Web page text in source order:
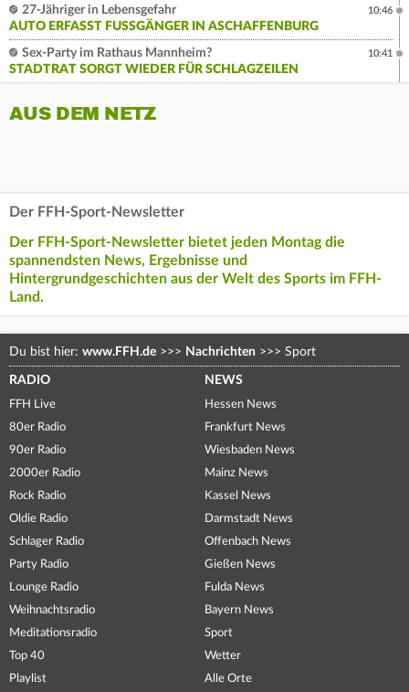
27-Jähriger in Lebensgefahr
AUTO ERFASST FUSSGÄNGER IN ASCHAFFENBURG
10:46
Sex-Party im Rathaus Mannheim?
STADTRAT SORGT WIEDER FÜR SCHLAGZEILEN
10:41
AUS DEM NETZ
Der FFH-Sport-Newsletter
Der FFH-Sport-Newsletter bietet jeden Montag die
spannendsten News, Ergebnisse und
Hintergrundgeschichten aus der Welt des Sports im FFH-
Land.
Du bist hier: www.FFH.de >>> Nachrichten >>> Sport
RADIO
FFH Live
80er Radio
90er Radio
2000er Radio
Rock Radio
Oldie Radio
Schlager Radio
Party Radio
Lounge Radio
Weihnachtsradio
Meditationsradio
Top 40
Playlist
NEWS
Hessen News
Frankfurt News
Wiesbaden News
Mainz News
Kassel News
Darmstadt News
Offenbach News
Gießen News
Fulda News
Bayern News
Sport
Wetter
Alle Orte